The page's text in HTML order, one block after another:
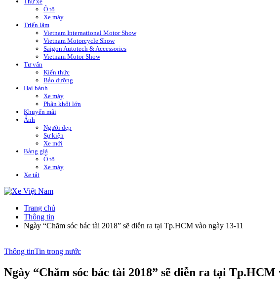
Ô tô
Xe máy
Triển lãm
Vietnam International Motor Show
Vietnam Motorcycle Show
Saigon Autotech & Accessories
Vietnam Motor Show
Tư vấn
Kiến thức
Bảo dưỡng
Hai bánh
Xe máy
Phân khối lớn
Khuyến mãi
Ảnh
Người đẹp
Sự kiện
Xe mới
Bảng giá
Ô tô
Xe máy
Xe tải
Trang chủ
Thông tin
Ngày “Chăm sóc bác tài 2018” sẽ diễn ra tại Tp.HCM vào ngày 13-11
Thông tinTin trong nước
Ngày “Chăm sóc bác tài 2018” sẽ diễn ra tại Tp.HCM